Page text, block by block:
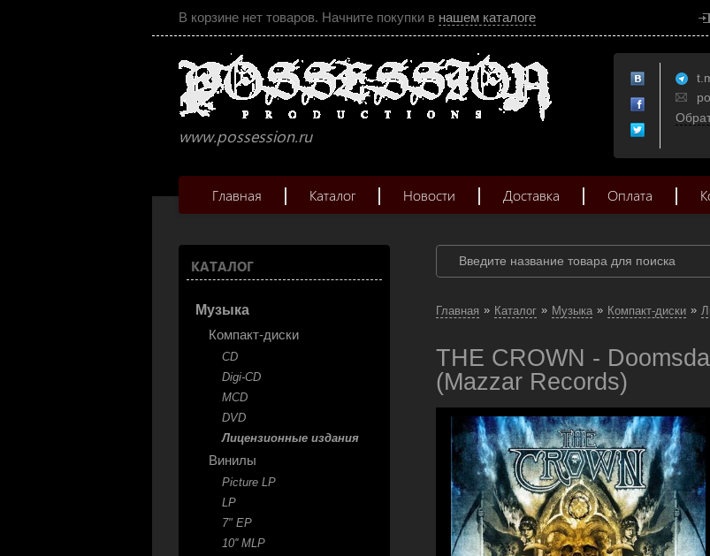
В корзине нет товаров. Начните покупки в нашем каталоге
www.possession.ru
Главная Каталог Новости Доставка Оплата
КАТАЛОГ
Музыка
Компакт-диски
CD
Digi-CD
MCD
DVD
Лицензионные издания
Винилы
Picture LP
LP
7" EP
10'' MLP
Главная » Каталог » Музыка » Компакт-диски »
THE CROWN -
(Mazzar Records)